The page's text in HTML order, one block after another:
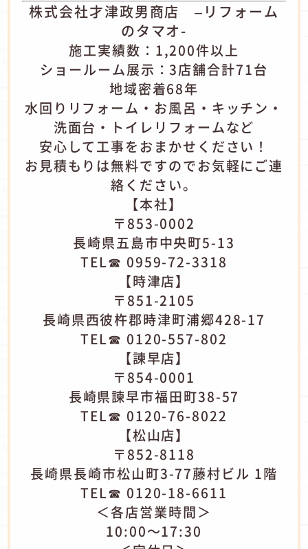
株式会社才津政男商店 –リフォーム
のタマオ-
施工実績数：1,200件以上
ショールーム展示：3店舗合計71台
地域密着68年
水回りリフォーム・お風呂・キッチン・
洗面台・トイレリフォームなど
安心して工事をおまかせください！
お見積もりは無料ですのでお気軽にご連
絡ください。
【本社】
〒853-0002
長崎県五島市中央町5-13
TEL☎ 0959-72-3318
【時津店】
〒851-2105
長崎県西彼杵郡時津町浦郷428-17
TEL☎ 0120-557-802
【諫早店】
〒854-0001
長崎県諫早市福田町38-57
TEL☎ 0120-76-8022
【松山店】
〒852-8118
長崎県長崎市松山町3-77藤村ビル 1階
TEL☎ 0120-18-6611
＜各店営業時間＞
10:00～17:30